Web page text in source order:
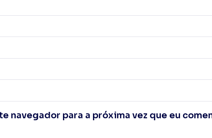
navegador para a próxima vez que eu